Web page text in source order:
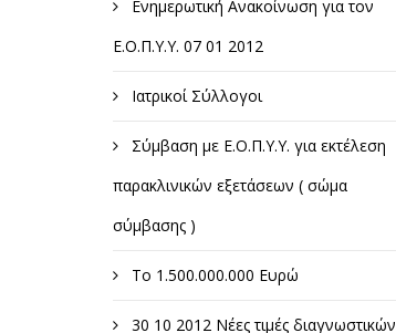
Ενημερωτική Ανακοίνωση για τον
Ε.Ο.Π.Υ.Υ. 07 01 2012
Ιατρικοί Σύλλογοι
Σύμβαση με Ε.Ο.Π.Υ.Υ. για εκτέλεση
παρακλινικών εξετάσεων ( σώμα
σύμβασης )
Το 1.500.000.000 Ευρώ
30 10 2012 Νέες τιμές διαγνωστικών